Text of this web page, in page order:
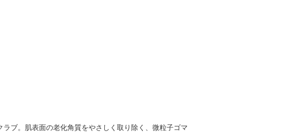
ブ。肌表面の老化角質をやさしく取り除く、微粒子ゴマ